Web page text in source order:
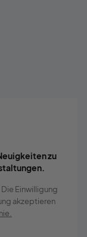
zu
Einwilligung
akzeptieren